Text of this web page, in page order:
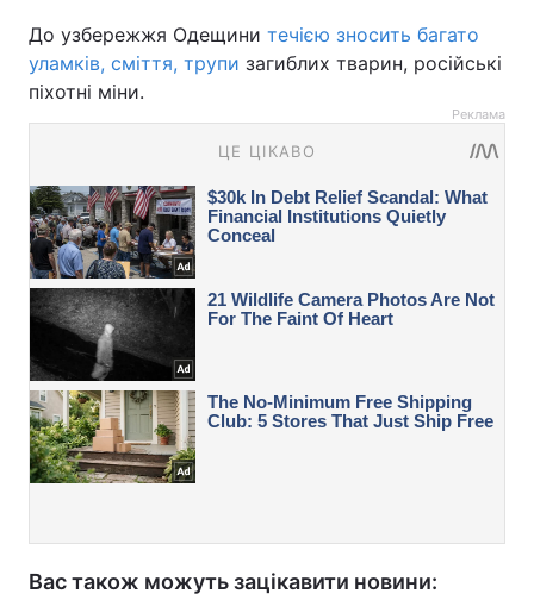
До узбережжя Одещини течією зносить багато
уламків, сміття, трупи загиблих тварин, російські
піхотні міни.
Реклама
Вас також можуть зацікавити новини: